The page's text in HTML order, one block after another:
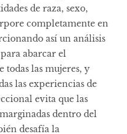
de raza, sexo,
completamente en
así un análisis
abarcar el
todas las mujeres, y
las experiencias de
evita que las
dentro del
desafía la